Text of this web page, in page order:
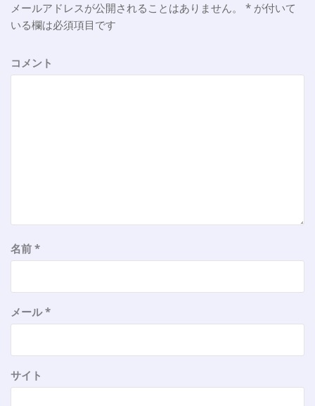
ン
メールアドレスが公開されることはありません。 * が付いて
いる欄は必須項目です
コメント
名前 *
メール*
サイト